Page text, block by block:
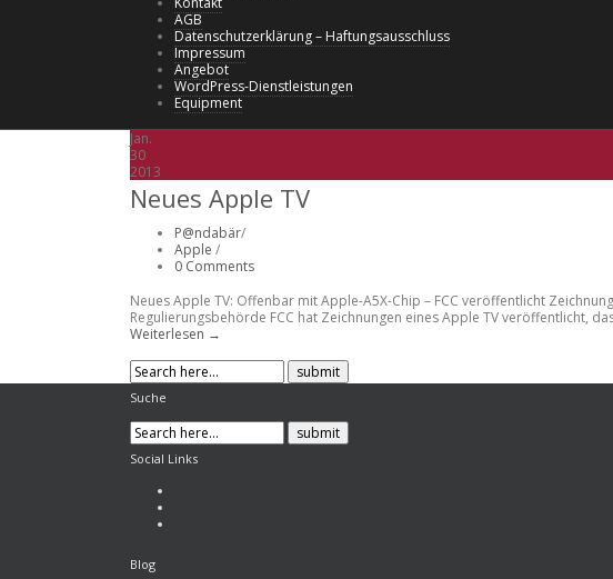
AGB
Datenschutzerklärung – Haftungsausschluss
Impressum
Angebot
WordPress-Dienstleistungen
Equipment
Jan.
30
2013
Neues Apple TV
P@ndabär/
Apple /
0 Comments
Neues Apple TV: Offenbar mit Apple-A5X-Chip – FCC veröffentlicht
Regulierungsbehörde FCC hat Zeichnungen eines Apple TV veröffentlicht,
Weiterlesen →
Suche
Social Links
Blog